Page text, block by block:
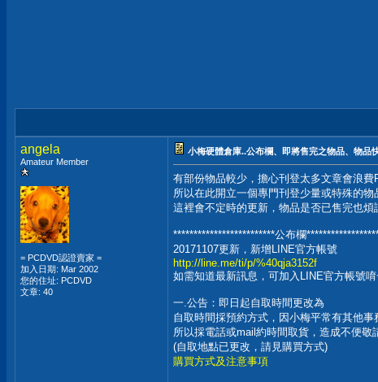
angela
Amateur Member
= PCDVD認證賣家 =
加入日期: Mar 2002
您的住址: PCDVD
文章: 40
小梅硬體倉庫..公布欄、即將售完之物品、物品
有部份物品較少，擔心刊登太多文章會浪費
所以在此開立一個專門刊登少量或特殊的物
這裡會不定時的更新，物品是否已售完也
*************************公布欄
20171107更新，新增LINE官方帳號
http://line.me/ti/p/%40qja3152f
如需知道最新訊息，可加入LINE官方帳號
一.公告：即日起自取時間更改為
自取時間採預約方式，因小梅平常有其他事
所以採電話或mail約時間取貨，造成不便敬
(自取地點已更改，請見購買方式)
購買方式及注意事項